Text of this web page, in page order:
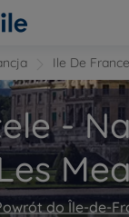
Ile De France
-
do Île-de-